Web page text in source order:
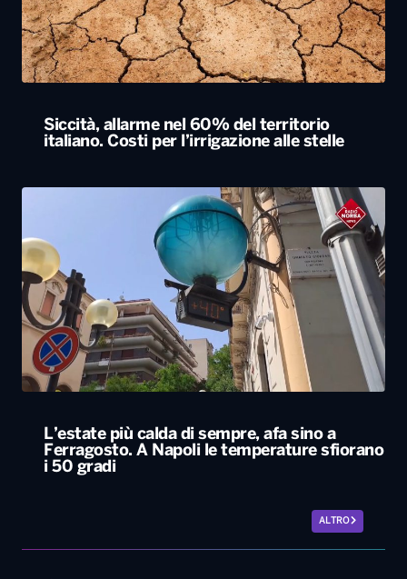
Siccità, allarme nel 60% del territorio
italiano. Costi per l’irrigazione alle stelle
L’estate più calda di sempre, afa sino a
Ferragosto. A Napoli le temperature sfiorano
i 50 gradi
ALTRO